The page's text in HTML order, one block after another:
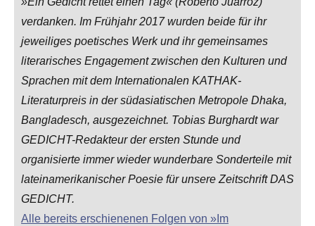
verdanken. Im Frühjahr 2017 wurden beide für ihr
jeweiliges poetisches Werk und ihr gemeinsames
literarisches Engagement zwischen den Kulturen und
Sprachen mit dem Internationalen KATHAK-
Literaturpreis in der südasiatischen Metropole Dhaka,
Bangladesch, ausgezeichnet. Tobias Burghardt war
GEDICHT-Redakteur der ersten Stunde und
organisierte immer wieder wunderbare Sonderteile mit
lateinamerikanischer Poesie für unsere Zeitschrift DAS
GEDICHT.
Alle bereits erschienenen Folgen von »Im